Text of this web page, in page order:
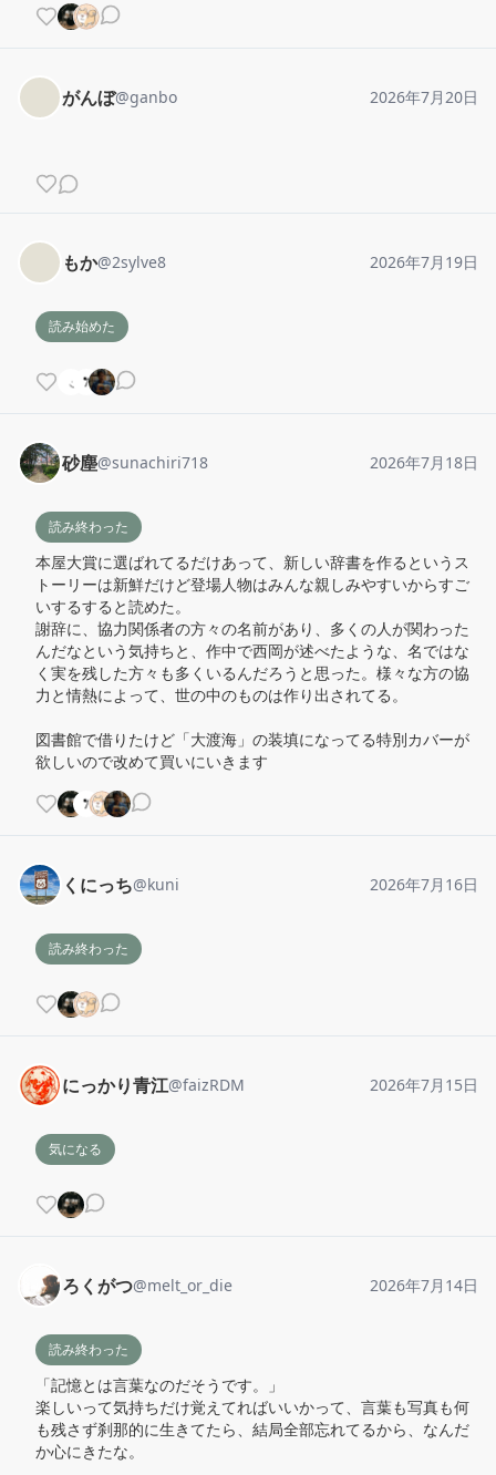
がんぼ@ganbo 2026年7月20日
もか@2sylve8 2026年7月19日
読み始めた
砂塵@sunachiri718 2026年7月18日
読み終わった
本屋大賞に選ばれてるだけあって、新しい辞書を作るというス
トーリーは新鮮だけど登場人物はみんな親しみやすいからすご
いするすると読めた。
謝辞に、協力関係者の方々の名前があり、多くの人が関わった
んだなという気持ちと、作中で西岡が述べたような、名ではな
く実を残した方々も多くいるんだろうと思った。様々な方の協
力と情熱によって、世の中のものは作り出されてる。
図書館で借りたけど「大渡海」の装填になってる特別カバーが
欲しいので改めて買いにいきます
くにっち@kuni 2026年7月16日
読み終わった
にっかり青江@faizRDM 2026年7月15日
気になる
ろくがつ@melt_or_die 2026年7月14日
読み終わった
「記憶とは言葉なのだそうです。」
楽しいって気持ちだけ覚えてればいいかって、言葉も写真も何
も残さず刹那的に生きてたら、結局全部忘れてるから、なんだ
か心にきたな。